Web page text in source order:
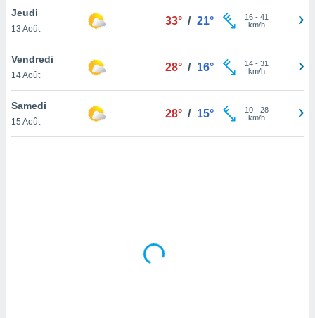
en
de
Jeudi
13 Août
33° / 21° 16- 41
km/h
Vendredi
14 Août
28° / 16° 14- 31
km/h
Samedi
15 Août
28° / 15° 10- 28
km/h